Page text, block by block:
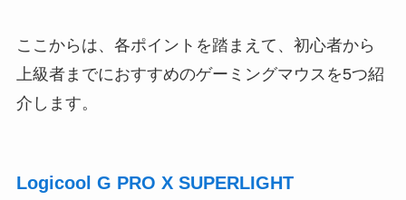
ここからは、各ポイントを踏まえて、初心者から
上級者までにおすすめのゲーミングマウスを5つ紹
介します。
Logicool G PRO X SUPERLIGHT